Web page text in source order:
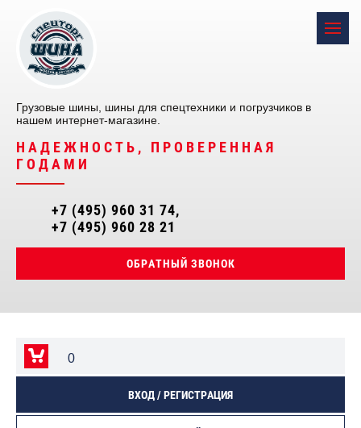
Грузовые шины, шины для спецтехники и погрузчиков в
нашем интернет-магазине.
НАДЕЖНОСТЬ, ПРОВЕРЕННАЯ
ГОДАМИ
+7 (495) 960 31 74
+7 (495) 960 28 21
ОБРАТНЫЙ ЗВОНОК
0
ВХОД / РЕГИСТРАЦИЯ